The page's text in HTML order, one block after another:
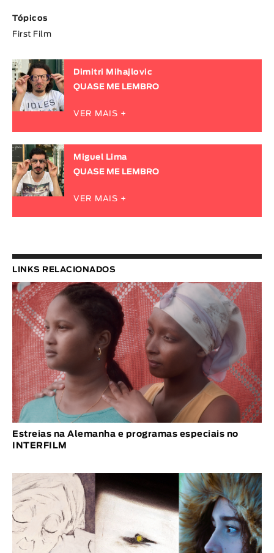
Tópicos
First Film
Dimitri Mihajlovic
QUASE ME LEMBRO
VER MAIS +
Miguel Lima
QUASE ME LEMBRO
VER MAIS +
LINKS RELACIONADOS
Estreias na Alemanha e programas especiais no
INTERFILM